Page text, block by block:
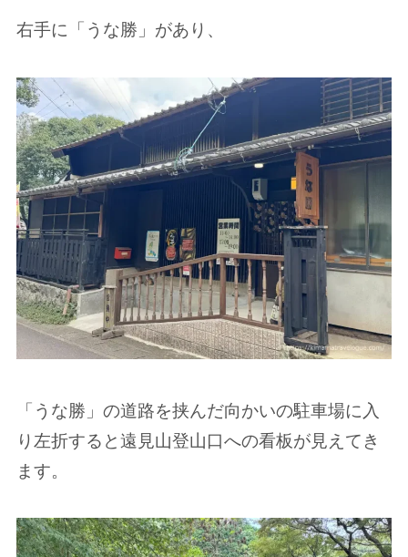
右手に「うな勝」があり、
「うな勝」の道路を挟んだ向かいの駐車場に入
り左折すると遠見山登山口への看板が見えてき
ます。